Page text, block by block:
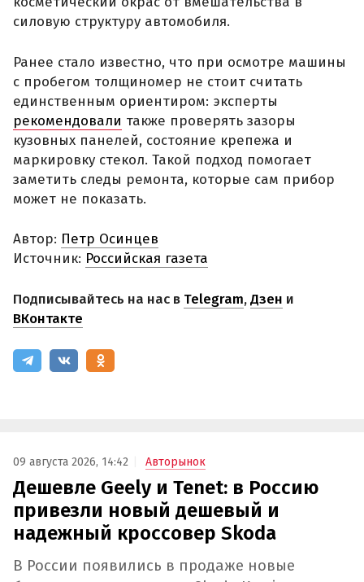
силовую структуру автомобиля.
Ранее стало известно, что при осмотре машины
с пробегом толщиномер не стоит считать
единственным ориентиром: эксперты
рекомендовали также проверять зазоры
кузовных панелей, состояние крепежа и
маркировку стекол. Такой подход помогает
заметить следы ремонта, которые сам прибор
может не показать.
Автор: Петр Осинцев
Источник: Российская газета
Подписывайтесь на нас в Telegram,Дзен и
ВКонтакте
09 августа 2026, 14:42 Авторынок
Дешевле Geely и Tenet: в Россию
привезли новый дешевый и
надежный кроссовер Skoda
В России появились в продаже новые